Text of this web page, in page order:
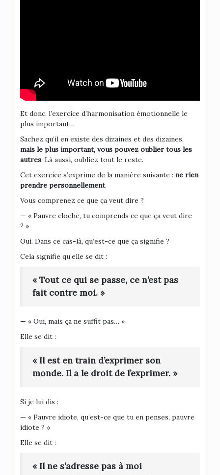
Et donc, l’exercice d’harmonisation émotionnelle le
plus important…
Sachez qu’il en existe des dizaines et des dizaines,
mais le plus important, vous pouvez oublier tous les
autres. Là aussi, oubliez tout le reste.
Cet exercice s’exprime de la manière suivante : ne rien
prendre personnellement.
Vous comprenez ce que ça veut dire ?
— « Pauvre cloche, tu comprends ce que ça veut dire
? »
Oui. Dans ce cas-là, qu’est-ce que ça signifie ?
Cela signifie qu’elle se dit :
« Tout ce qui se passe, ce n’est pas
fait contre moi. »
— « Oui, mais ça ne suffit pas… »
Elle se dit :
« Il est en train d’exprimer son
monde. Il a le droit de l’exprimer. »
Si je lui dis :
— « Pauvre idiote, qu’est-ce que tu en penses, pauvre
idiote ? »
Elle se dit :
« Il ne s’adresse pas à moi